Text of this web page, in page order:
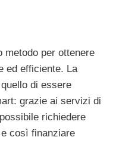
metodo per ottenere
ed efficiente. La
di essere
grazie ai servizi di
richiedere
così finanziare